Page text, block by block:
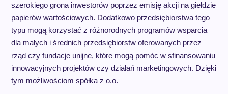
szerokiego grona inwestorów poprzez emisję akcji na giełdzie
papierów wartościowych. Dodatkowo przedsiębiorstwa tego
typu mogą korzystać z różnorodnych programów wsparcia
dla małych i średnich przedsiębiorstw oferowanych przez
rząd czy fundacje unijne, które mogą pomóc w sfinansowaniu
innowacyjnych projektów czy działań marketingowych. Dzięki
tym możliwościom spółka z o.o.